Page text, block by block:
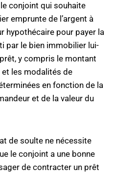
conjoint qui souhaite
emprunte de l’argent à
hypothécaire pour payer la
par le bien immobilier lui-
y compris le montant
et les modalités de
en fonction de la
et de la valeur du
de soulte ne nécessite
le conjoint a une bonne
de contracter un prêt